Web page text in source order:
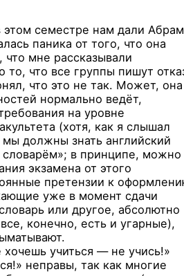
этом семестре нам дали
паника от того, что она
что мне рассказывали
то, что все группы пишут
что это не так. Может, она
нормально ведёт,
на уровне
(хотя, как я слышал
должны знать английский
словарём»; в принципе, можно
экзамена от этого
претензии к
уже в момент сдачи
или другое, абсолютно
конечно, есть и угарные),
хочешь учиться — не учись!»
неправы, так как многие